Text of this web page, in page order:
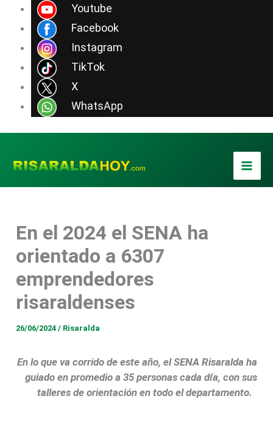
Youtube
Facebook
Instagram
TikTok
X
WhatsApp
contenido
En el 2024 el SENA ha
orientado a 6307
emprendedores
risaraldenses
26/06/2024/ Risaralda
En lo que va corrido de este año, el SENA Risaralda ha
guiado en promedio a 35 personas cada día, con sus
talleres de orientación en todo el departamento.